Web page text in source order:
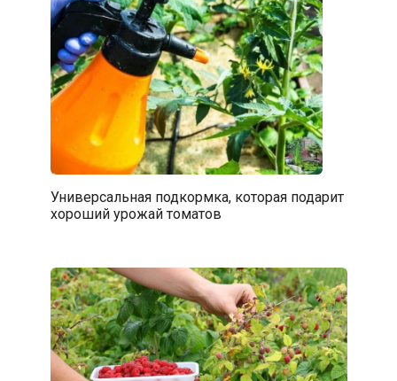
Универсальная подкормка, которая подарит
хороший урожай томатов